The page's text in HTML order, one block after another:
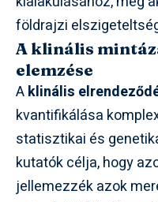
földrajzi
A klinális
elemzése
Aklinális
kvantifikálása
statisztikai és
kutatók célja, hogy
jellemezzék azok